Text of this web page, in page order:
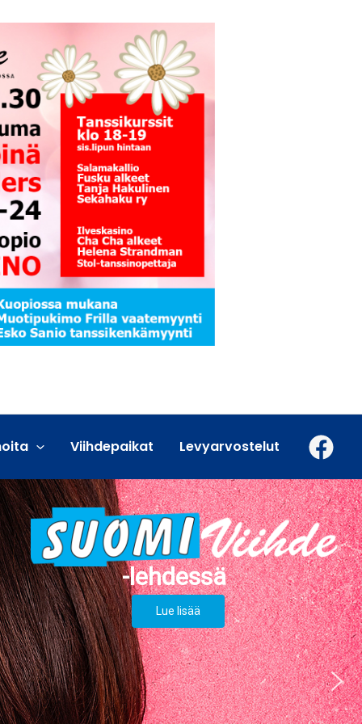
Viihdepaikat Levyarvostelut
Lue lisää